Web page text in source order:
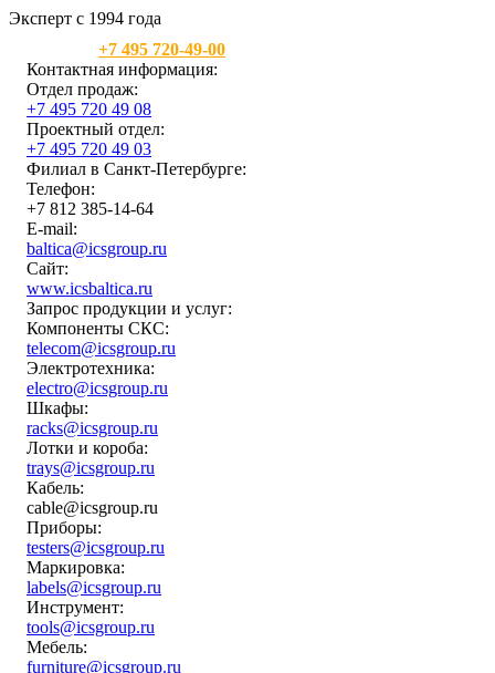
Эксперт с 1994 года
+7 495 720-49-00
Контактная информация:
Отдел продаж:
+7 495 720 49 08
Проектный отдел:
+7 495 720 49 03
Филиал в Санкт-Петербурге:
Телефон:
+7 812 385-14-64
E-mail:
baltica@icsgroup.ru
Сайт:
www.icsbaltica.ru
Запрос продукции и услуг:
Компоненты СКС:
telecom@icsgroup.ru
Электротехника:
electro@icsgroup.ru
Шкафы:
racks@icsgroup.ru
Лотки и короба:
trays@icsgroup.ru
Кабель:
cable@icsgroup.ru
Приборы:
testers@icsgroup.ru
Маркировка:
labels@icsgroup.ru
Инструмент:
tools@icsgroup.ru
Мебель:
furniture@icsgroup.ru